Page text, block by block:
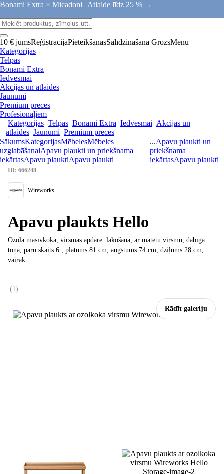
Bonami Extra × Micadoni | Atlaide līdz 25 % →
10 € jumsReģistrācijaPieteikšanāsSalīdzināšana GrozsMenu
Kategorijas
Telpas
Bonami Extra
Iedvesmai
Akcijas un atlaides
Jaunumi
Premium preces
Profesionāļiem
Kategorijas Telpas Bonami Extra Iedvesmai Akcijas un
atlaides Jaunumi Premium preces
SākumsKategorijasMēbelesMēbeles
uzglabāšanaiApavu plaukti un priekšnama
iekārtasApavu plauktiApavu plaukti
...Apavu plaukti un
priekšnama
iekārtasApavu plaukti
Rādīt galeriju
ID: 666248
Wireworks
Apavu plaukts Hello
Ozola masīvkoka, virsmas apdare: lakošana, ar matētu virsmu, dabīga
toņa, pāru skaits 6 , platums 81 cm, augstums 74 cm, dziļums 28 cm, …
vairāk
(1 )